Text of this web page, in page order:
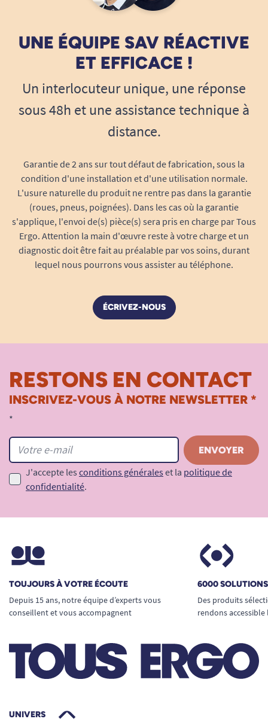
UNE ÉQUIPE SAV RÉACTIVE
ET EFFICACE !
Un interlocuteur unique, une réponse
sous 48h et une assistance technique à
distance.
Garantie de 2 ans sur tout défaut de fabrication, sous la
condition d'une installation et d'une utilisation normale.
L'usure naturelle du produit ne rentre pas dans la garantie
(roues, pneus, poignées). Dans les cas où la garantie
s'applique, l'envoi de(s) pièce(s) sera pris en charge par Tous
Ergo. Attention la main d'œuvre reste à votre charge et un
diagnostic doit être fait au préalable par vos soins, durant
lequel nous pourrons vous assister au téléphone.
ÉCRIVEZ-NOUS
RESTONS EN CONTACT
INSCRIVEZ-VOUS À NOTRE NEWSLETTER *
*
J'accepte les conditions générales et la politique de
confidentialité.
TOUJOURS À VOTRE ÉCOUTE
Depuis 15 ans, notre équipe d’experts vous
conseillent et vous accompagnent
6000
Des produits
rendons
UNIVERS